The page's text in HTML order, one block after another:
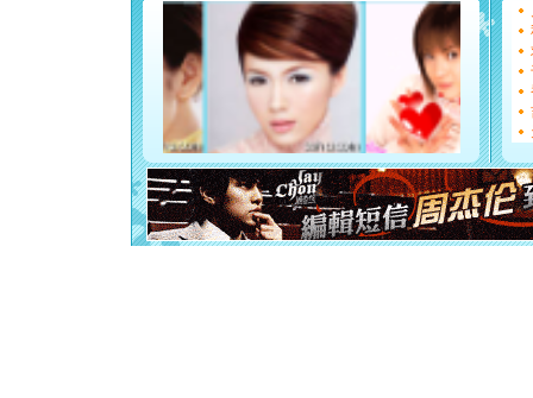
如意,快
[元旦]
看
断电。
你是我
[元旦]
如
起；二
离。水
[元旦]
泣，这痛
卖了。水
[春节]风
颜！冬去